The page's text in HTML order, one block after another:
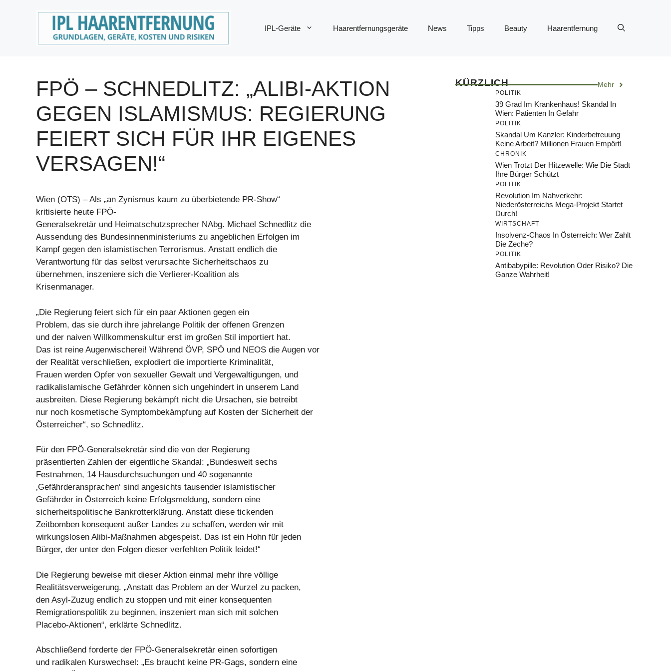
IPL-Geräte Haarentfernungsgeräte News Tipps Beauty Haarentfernung
FPÖ – SCHNEDLITZ: „ALIBI-AKTION
GEGEN ISLAMISMUS: REGIERUNG
FEIERT SICH FÜR IHR EIGENES
VERSAGEN!“
Wien (OTS) – Als „an Zynismus kaum zu überbietende PR-Show“
kritisierte heute FPÖ-
Generalsekretär und Heimatschutzsprecher NAbg. Michael Schnedlitz die
Aussendung des Bundesinnenministeriums zu angeblichen Erfolgen im
Kampf gegen den islamistischen Terrorismus. Anstatt endlich die
Verantwortung für das selbst verursachte Sicherheitschaos zu
übernehmen, inszeniere sich die Verlierer-Koalition als
Krisenmanager.
„Die Regierung feiert sich für ein paar Aktionen gegen ein
Problem, das sie durch ihre jahrelange Politik der offenen Grenzen
und der naiven Willkommenskultur erst im großen Stil importiert hat.
Das ist reine Augenwischerei! Während ÖVP, SPÖ und NEOS die Augen vor
der Realität verschließen, explodiert die importierte Kriminalität,
Frauen werden Opfer von sexueller Gewalt und Vergewaltigungen, und
radikalislamische Gefährder können sich ungehindert in unserem Land
ausbreiten. Diese Regierung bekämpft nicht die Ursachen, sie betreibt
nur noch kosmetische Symptombekämpfung auf Kosten der Sicherheit der
Österreicher“, so Schnedlitz.
Für den FPÖ-Generalsekretär sind die von der Regierung
präsentierten Zahlen der eigentliche Skandal: „Bundesweit sechs
Festnahmen, 14 Hausdurchsuchungen und 40 sogenannte
‚Gefährderansprachen‘ sind angesichts tausender islamistischer
Gefährder in Österreich keine Erfolgsmeldung, sondern eine
sicherheitspolitische Bankrotterklärung. Anstatt diese tickenden
Zeitbomben konsequent außer Landes zu schaffen, werden wir mit
wirkungslosen Alibi-Maßnahmen abgespeist. Das ist ein Hohn für jeden
Bürger, der unter den Folgen dieser verfehlten Politik leidet!“
Die Regierung beweise mit dieser Aktion einmal mehr ihre völlige
Realitätsverweigerung. „Anstatt das Problem an der Wurzel zu packen,
den Asyl-Zuzug endlich zu stoppen und mit einer konsequenten
Remigrationspolitik zu beginnen, inszeniert man sich mit solchen
Placebo-Aktionen“, erklärte Schnedlitz.
Abschließend forderte der FPÖ-Generalsekretär einen sofortigen
und radikalen Kurswechsel: „Es braucht keine PR-Gags, sondern eine
KÜRZLICH Mehr
POLITIK
39 Grad Im Krankenhaus! Skandal In
Wien: Patienten In Gefahr
POLITIK
Skandal Um Kanzler: Kinderbetreuung
Keine Arbeit? Millionen Frauen Empört!
CHRONIK
Wien Trotzt Der Hitzewelle: Wie Die Stadt
Ihre Bürger Schützt
POLITIK
Revolution Im Nahverkehr:
Niederösterreichs Mega-Projekt Startet
Durch!
WIRTSCHAFT
Insolvenz-Chaos In Österreich: Wer Zahlt
Die Zeche?
POLITIK
Antibabypille: Revolution Oder Risiko? Die
Ganze Wahrheit!